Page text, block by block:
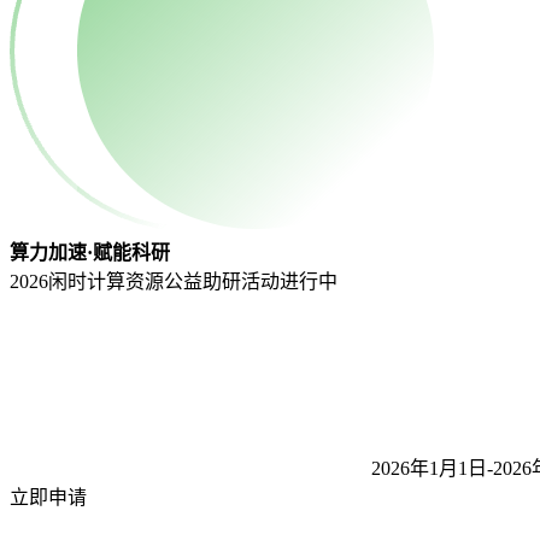
算力加速·赋能科研
2026闲时计算资源公益助研活动进行中
2026年1月1日-2026
立即申请